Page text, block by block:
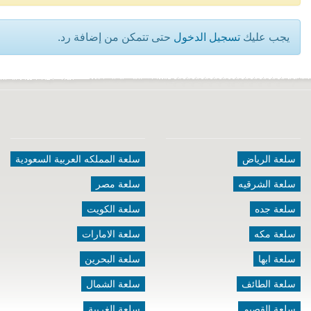
يجب عليك تسجيل الدخول حتى تتمكن من إضافة رد.
سلعة الرياض
سلعة الشرقيه
سلعة جده
سلعة مكه
سلعة ابها
سلعة الطائف
سلعة المملكه العربية السعودية
سلعة مصر
سلعة الكويت
سلعة الامارات
سلعة البحرين
سلعة الشمال